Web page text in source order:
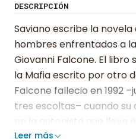
DESCRIPCIÓN
Saviano escribe la novela
hombres enfrentados a
Giovanni Falcone. El
la Mafia escrito por otro
Falcone fallecio en 1992
tres escoltas– cuando su
en la autopista que lleva
Leer más